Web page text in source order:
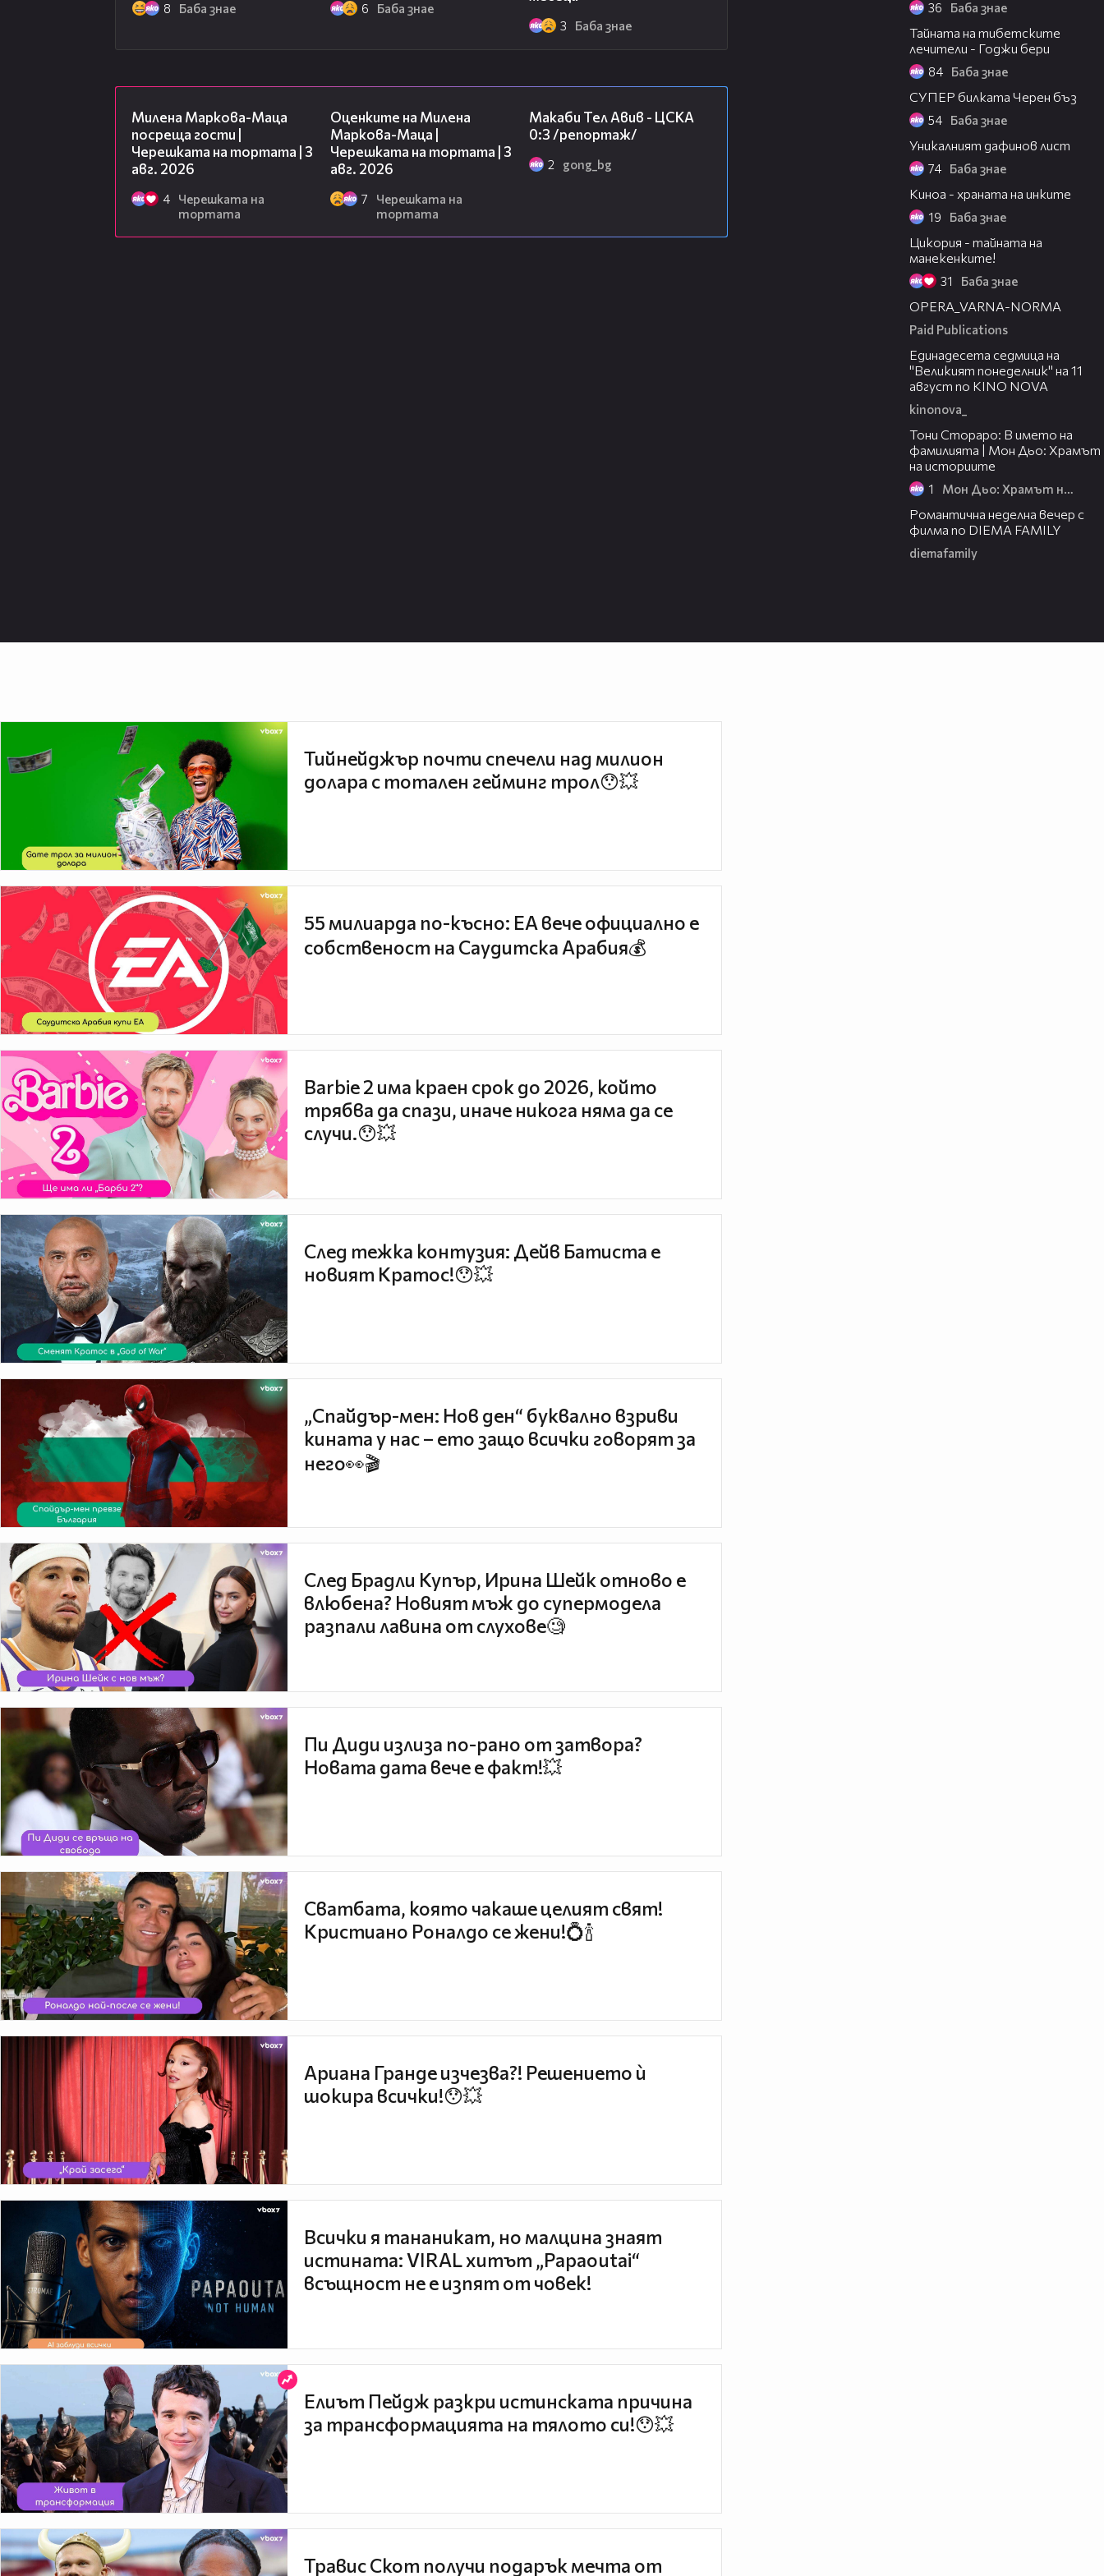
8 Баба знае 6 Баба знае
3 Баба знае
Милена Маркова-Маца
посреща гости |
Черешката на тортата | 3
авг. 2026
4
Черешката на
тортата
Оценките на Милена
Маркова-Маца |
Черешката на тортата | 3
авг. 2026
7
Черешката на
тортата
Макаби Тел Авив - ЦСКА
0:3 /репортаж/
2 gong_bg
36 Баба знае
Тайната на тибетските
лечители - Годжи бери
84 Баба знае
СУПЕР билката Черен бъз
54 Баба знае
Уникалният дафинов лист
74 Баба знае
Киноа - храната на инките
19 Баба знае
Цикория - тайната на
манекенките!
31 Баба знае
OPERA_VARNA-NORMA
Paid Publications
Единадесета седмица на
"Великият понеделник" на 11
август по KINO NOVA
kinonova_
Тони Стораро: В името на
фамилията | Мон Дьо: Храмът
на историите
1 Мон Дьо: Храмът на историите
Романтична неделна вечер с
филма по DIEMA FAMILY
diemafamily
Тийнейджър почти спечели над милион
долара с тотален гейминг трол😯💥
55 милиарда по-късно: EA вече официално е
собственост на Саудитска Арабия💰
Barbie 2 има краен срок до 2026, който
трябва да спази, иначе никога няма да се
случи.😯💥
След тежка контузия: Дейв Батиста е
новият Кратос!😯💥
„Спайдър-мен: Нов ден“ буквално взриви
кината у нас – ето защо всички говорят за
него👀🎬
След Брадли Купър, Ирина Шейк отново е
влюбена? Новият мъж до супермодела
разпали лавина от слухове🧐
Пи Диди излиза по-рано от затвора?
Новата дата вече е факт!💥
Сватбата, която чакаше целият свят!
Кристиано Роналдо се жени!💍🍾
Ариана Гранде изчезва?! Решението ѝ
шокира всички!😯💥
Всички я тананикат, но малцина знаят
истината: VIRAL хитът „Papaoutai“
всъщност не е изпят от човек!
Елиът Пейдж разкри истинската причина
за трансформацията на тялото си!😯💥
Травис Скот получи подарък мечта от